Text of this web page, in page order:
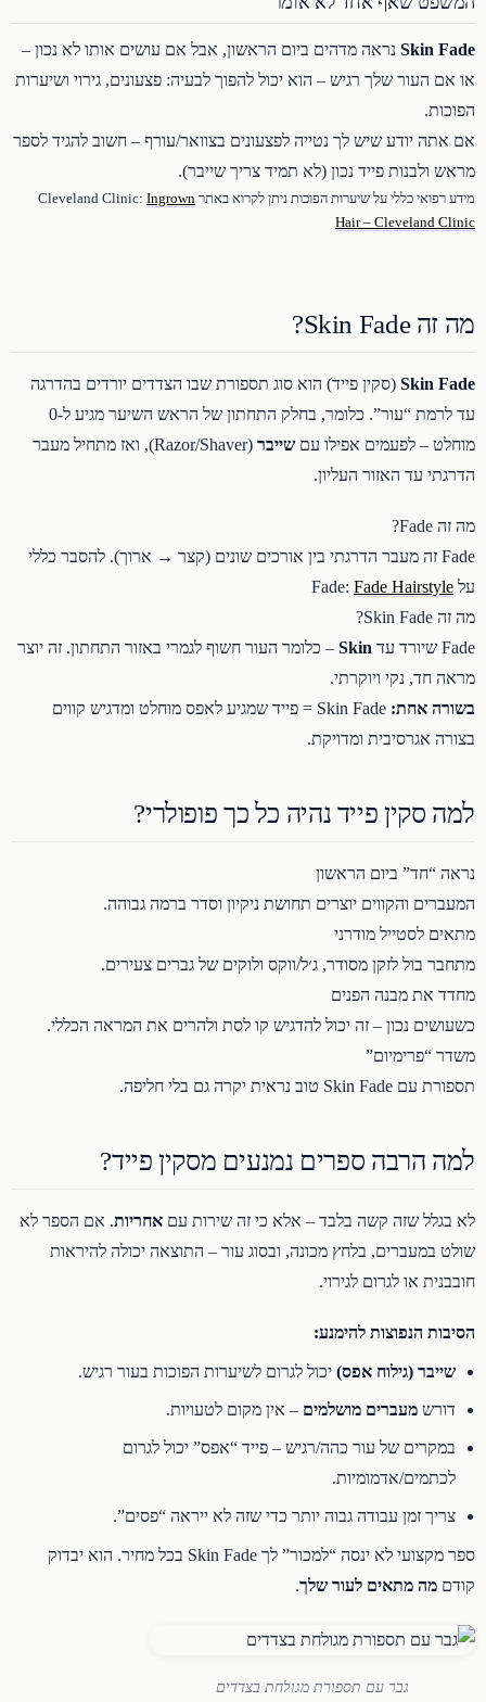
Skin Fade נראה מדהים ביום הראשון, אבל אם עושים אותו לא נכון –
או אם העור שלך רגיש – הוא יכול להפוך לבעיה: פצעונים, גירוי ושיערות
הפוכות.
אם אתה יודע שיש לך נטייה לפצעונים בצוואר/עורף – חשוב להגיד לספר
מראש ולבנות פייד נכון (לא תמיד צריך שייבר).
מידע רפואי כללי על שיערות הפוכות ניתן לקרוא באתר Cleveland Clinic: Ingrown
Hair – Cleveland Clinic
מה זה Skin Fade?
Skin Fade (סקין פייד) הוא סוג תספורת שבו הצדדים יורדים בהדרגה
עד לרמת “עור”. כלומר, בחלק התחתון של הראש השיער מגיע ל-0
מוחלט – לפעמים אפילו עם שייבר
(Razor/Shaver), ואז מתחיל מעבר
הדרגתי עד האזור העליון.
מה זה Fade?
Fade זה מעבר הדרגתי בין אורכים שונים (קצר → ארוך). להסבר כללי
על Fade: Fade Hairstyle
מה זה Skin Fade?
Fade שיורד עד
Skin – כלומר העור חשוף לגמרי באזור התחתון. זה יוצר
מראה חד, נקי ויוקרתי.
בשורה אחת:
Skin Fade = פייד שמגיע לאפס מוחלט ומדגיש קווים
בצורה אגרסיבית ומדויקת.
למה סקין פייד נהיה כל כך פופולרי?
נראה “חד” ביום הראשון
המעברים והקווים יוצרים תחושת ניקיון וסדר ברמה גבוהה.
מתאים לסטייל מודרני
מתחבר בול לזקן מסודר, ג׳ל/ווקס ולוקים של גברים צעירים.
מחדד את מבנה הפנים
כשעושים נכון – זה יכול להדגיש קו לסת ולהרים את המראה הכללי.
משדר “פרימיום”
תספורת עם Skin Fade טוב נראית יקרה גם בלי חליפה.
למה הרבה ספרים נמנעים מסקין פייד?
לא בגלל שזה קשה בלבד – אלא כי זה שירות עם אחריות. אם הספר לא
שולט במעברים, בלחץ מכונה, ובסוג עור – התוצאה יכולה להיראות
חובבנית או לגרום לגירוי.
הסיבות הנפוצות להימנע:
שייבר (גילוח אפס) יכול לגרום לשיערות הפוכות בעור רגיש.
דורש מעברים מושלמים – אין מקום לטעויות.
במקרים של עור כהה/רגיש – פייד “אפס” יכול לגרום
לכתמים/אדמומיות.
צריך זמן עבודה גבוה יותר כדי שזה לא ייראה “פסים”.
ספר מקצועי לא ינסה “למכור” לך Skin Fade בכל מחיר. הוא יבדוק
קודם מה מתאים לעור שלך.
גבר עם תספורת מגולחת בצדדים